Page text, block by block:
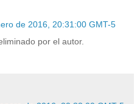
de 2016, 20:31:00 GMT-5
por el autor.